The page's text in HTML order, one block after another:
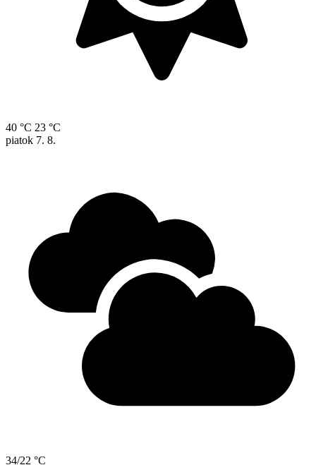
40 °C 23 °C
piatok 7. 8.
34/22 °C